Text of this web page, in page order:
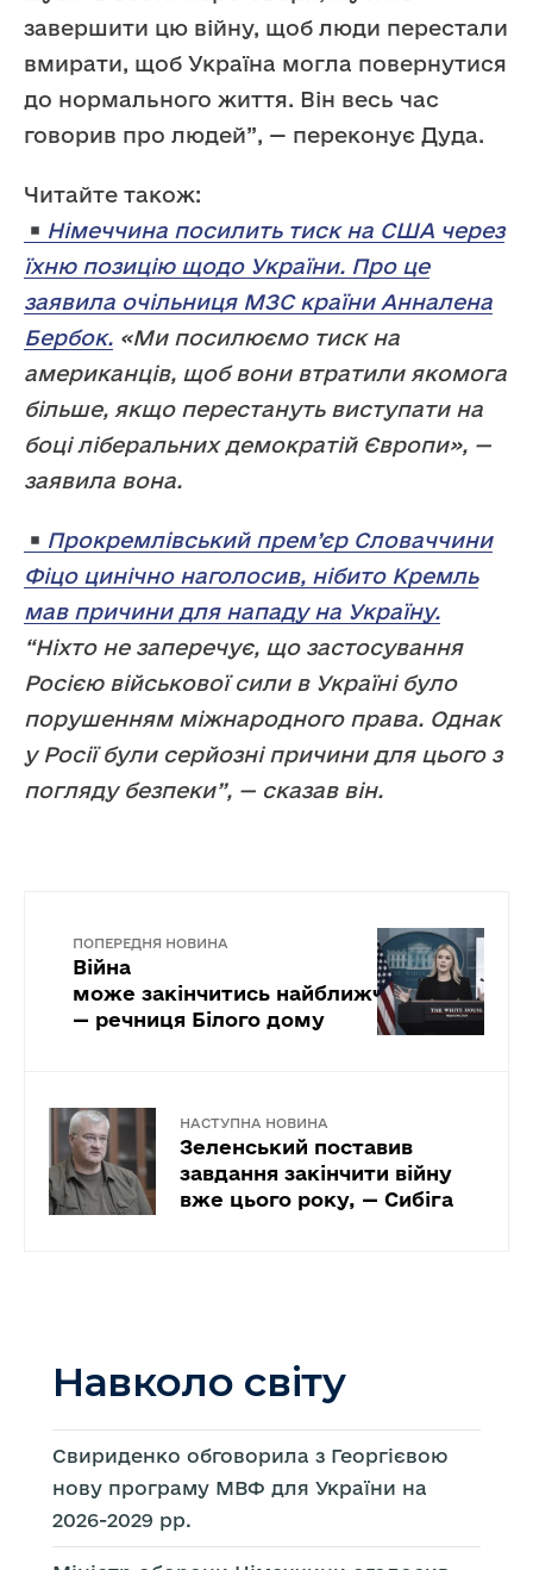
завершити цю війну, щоб люди перестали
вмирати, щоб Україна могла повернутися
до нормального життя. Він весь час
говорив про людей”, — переконує Дуда.
Читайте також:
Німеччина посилить тиск на США через
їхню позицію щодо України. Про це
заявила очільниця МЗС країни Анналена
Бербок. «Ми посилюємо тиск на
американців, щоб вони втратили якомога
більше, якщо перестануть виступати на
боці ліберальних демократій Європи», —
заявила вона.
Прокремлівський прем’єр Словаччини
Фіцо цинічно наголосив, нібито Кремль
мав причини для нападу на Україну.
“Ніхто не заперечує, що застосування
Росією військової сили в Україні було
порушенням міжнародного права. Однак
у Росії були серйозні причини для цього з
погляду безпеки”, — сказав він.
ПОПЕРЕДНЯ НОВИНА
Війна
може закінчитись найближчого тижня,
— речниця Білого дому
НАСТУПНА НОВИНА
Зеленський поставив
завдання закінчити війну
вже цього року, — Сибіга
Навколо світу
Свириденко обговорила з Георгієвою
нову програму МВФ для України на
2026-2029 рр.